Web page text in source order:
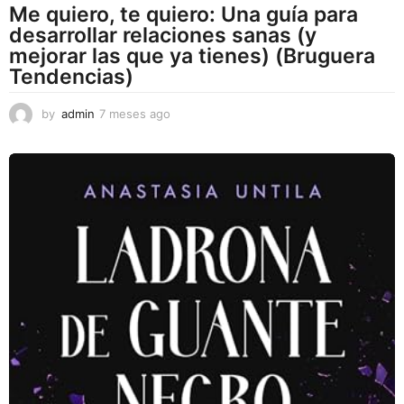
Me quiero, te quiero: Una guía para
desarrollar relaciones sanas (y
mejorar las que ya tienes) (Bruguera
Tendencias)
by admin 7 meses ago
e
s
g
o